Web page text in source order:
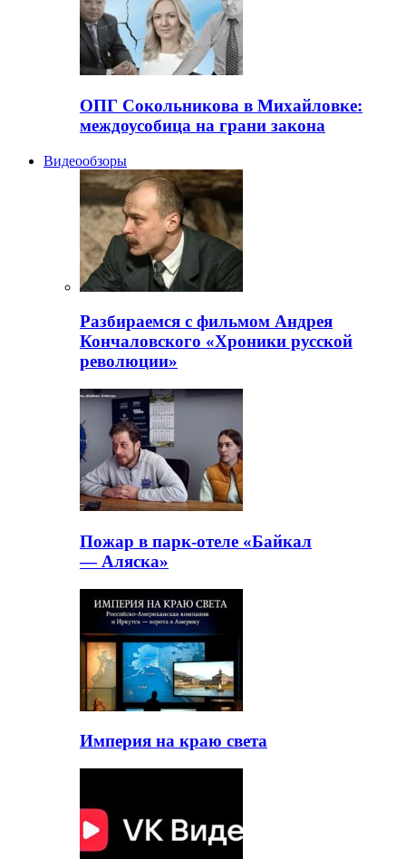
ОПГ Сокольникова в Михайловке:
междоусобица на грани закона
Видеообзоры
Разбираемся с фильмом Андрея
Кончаловского «Хроники русской
революции»
Пожар в парк-отеле «Байкал
— Аляска»
Империя на краю света